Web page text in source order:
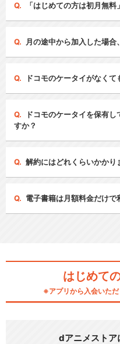
「はじめての方は初月無
月の途中から加入した場合
ドコモのケータイがなくて
ドコモのケータイを保有
すか？
解約にはどれくらいかかり
電子書籍は月額料金だけで
はじめて
※アプリから入会いた
dアニメスト